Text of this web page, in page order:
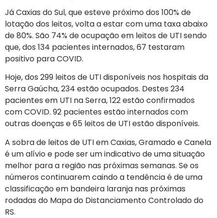
Já Caxias do Sul, que esteve próximo dos 100% de
lotação dos leitos, volta a estar com uma taxa abaixo
de 80%. São 74% de ocupação em leitos de UTI sendo
que, dos 134 pacientes internados, 67 testaram
positivo para COVID.
Hoje, dos 299 leitos de UTI disponíveis nos hospitais da
Serra Gaúcha, 234 estão ocupados. Destes 234
pacientes em UTI na Serra, 122 estão confirmados
com COVID. 92 pacientes estão internados com
outras doenças e 65 leitos de UTI estão disponíveis.
A sobra de leitos de UTI em Caxias, Gramado e Canela
é um alívio e pode ser um indicativo de uma situação
melhor para a região nas próximas semanas. Se os
números continuarem caindo a tendência é de uma
classificação em bandeira laranja nas próximas
rodadas do Mapa do Distanciamento Controlado do
RS.